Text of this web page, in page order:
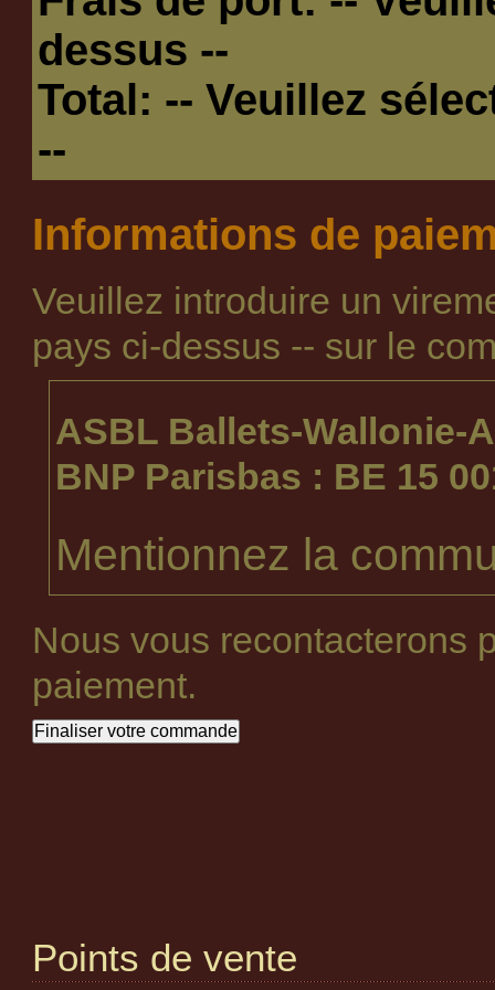
dessus --
Total: -- Veuillez
--
Informations de
Veuillez introduire un
pays ci-dessus -- sur le
ASBL Ballets-Wallonie-
BNP Parisbas : BE 15
Mentionnez la
Nous vous recontacterons
paiement.
Points de vente